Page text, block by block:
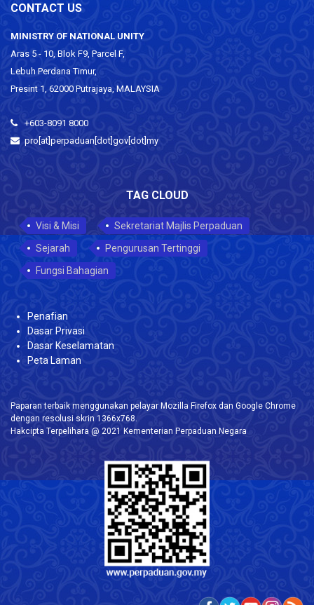
CONTACT US
MINISTRY OF NATIONAL UNITY
Aras 5 - 10, Blok F9, Parcel F,
Lebuh Perdana Timur,
Presint 1, 62000 Putrajaya, MALAYSIA
+603-8091 8000
pro[at]perpaduan[dot]gov[dot]my
TAG CLOUD
Visi & Misi
Sekretariat Majlis Perpaduan
Sejarah
Pengurusan Tertinggi
Fungsi Bahagian
Penafian
Dasar Privasi
Dasar Keselamatan
Peta Laman
Paparan terbaik menggunakan pelayar Mozilla Firefox dan Google Chrome
dengan resolusi skrin 1366x768.
Hakcipta Terpelihara @ 2021 Kementerian Perpaduan Negara